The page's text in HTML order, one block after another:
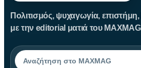
Πολιτισμός, ψυχαγωγία, επιστήμη,
με την editorial ματιά του
Αναζήτηση